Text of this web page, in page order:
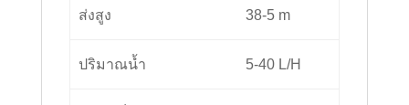
ส่งสูง 38-5 m
ปริมาณน้ำ 5-40 L/H